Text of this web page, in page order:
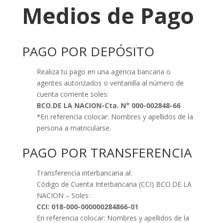
Medios de Pago
PAGO POR DEPÓSITO
Realiza tu pago en una agencia bancaria o
agentes autorizados o ventanilla al número de
cuenta corriente soles:
BCO.DE LA NACION-Cta. N° 000-002848-66
*En referencia colocar: Nombres y apellidos de la
persona a matricularse.
PAGO POR TRANSFERENCIA
Transferencia interbancaria al:
Código de Cuenta Interbancaria (CCI) BCO.DE LA
NACION – Soles:
CCI: 018-000-000000284866-01
En referencia colocar: Nombres y apellidos de la